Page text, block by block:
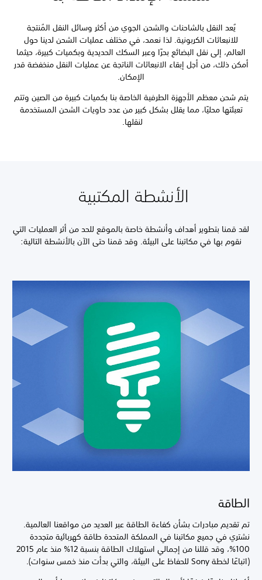
يُعد النقل بالشاحنات والشحن الجوي من أكثر وسائل النقل المُنتجة
للانبعاثات الكربونية. لذا نعمد، في مختلف عمليات الشحن لدينا حول
العالم، إلى نقل البضائع بحرًا وعبر السكك الحديدية وبكميات كبيرة، حيثما
أمكن ذلك، من أجل إبقاء الانبعاثات الناتجة عن عمليات النقل منخفضة قدر
الإمكان.
يتم شحن معظم الأجهزة الطرفية الخاصة بنا بكميات كبيرة من الصين وتتم
تعبئتها محليًا، مما يقلل بشكل كبير من عدد حاويات الشحن المستخدمة
لنقلها.
الأنشطة المكتبية
لقد قمنا بتطوير أهداف وأنشطة خاصة بالموقع للحد من أثر العمليات التي
نقوم بها في مكاتبنا على البيئة. وقد قمنا حتى الآن بالأنشطة التالية:
الطاقة
تم تقديم مبادرات بشأن كفاءة الطاقة عبر العديد من مواقعنا العالمية.
نشتري في جميع مكاتبنا في المملكة المتحدة طاقة كهربائية متجددة
100%، وقد قللنا من إجمالي استهلاك الطاقة بنسبة 12% منذ عام 2015
(اتباعًا لخطة Sony للحفاظ على البيئة، والتي بدأت منذ خمس سنوات).